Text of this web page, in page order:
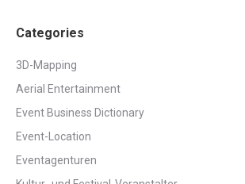
Categories
3D-Mapping
Aerial Entertainment
Event Business Dictionary
Event-Location
Eventagenturen